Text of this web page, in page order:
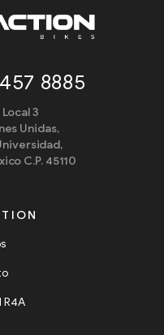
8885
3
Unidas,
C.P. 45110